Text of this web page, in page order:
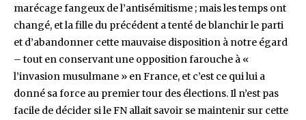
marécage fangeux de l’antisémitisme ; mais les temps ont
changé, et la fille du précédent a tenté de blanchir le parti
et d’abandonner cette mauvaise disposition à notre égard
– tout en conservant une opposition farouche à «
l’invasion musulmane » en France, et c’est ce qui lui a
donné sa force au premier tour des élections. Il n’est pas
facile de décider si le FN allait savoir se maintenir sur cette